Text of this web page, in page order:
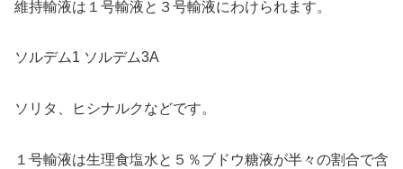
維持輸液は１号輸液と３号輸液にわけられます。
ソルデム1 ソルデム3A
ソリタ、ヒシナルクなどです。
１号輸液は生理食塩水と５％ブドウ糖液が半々の割合で含